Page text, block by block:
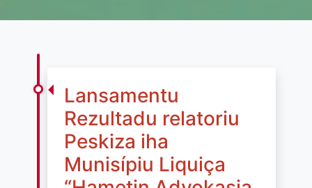
Lansamentu
Rezultadu relatoriu
Peskiza iha
Munisípiu Liquiça